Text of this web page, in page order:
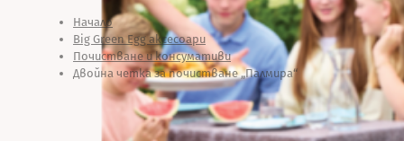
Начало
Big Green Egg аксесоари
Почистване и консумативи
Двойна четка за почистване „Палмира“